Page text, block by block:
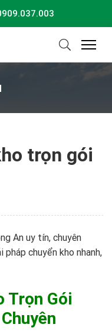
trọn gói
An uy tín, chuyên
pháp chuyển kho nhanh,
Trọn Gói